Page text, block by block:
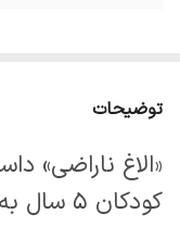
توضیحات
«الاغ ناراضی»
کودکان